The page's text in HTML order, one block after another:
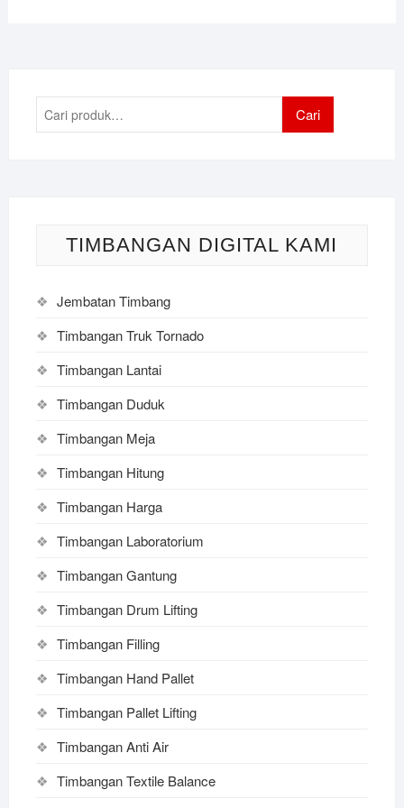
Pencarian
Cari
TIMBANGAN DIGITAL KAMI
Jembatan Timbang
Timbangan Truk Tornado
Timbangan Lantai
Timbangan Duduk
Timbangan Meja
Timbangan Hitung
Timbangan Harga
Timbangan Laboratorium
Timbangan Gantung
Timbangan Drum Lifting
Timbangan Filling
Timbangan Hand Pallet
Timbangan Pallet Lifting
Timbangan Anti Air
Timbangan Textile Balance